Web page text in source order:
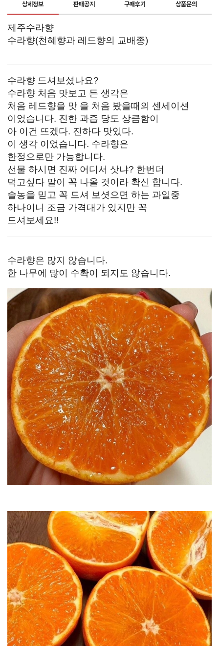
상세정보 판매공지 구매후기 상품문의
제주수라향
수라향(천혜향과 레드향의 교배종)
수라향 드셔보셨나요?
수라향 처음 맛보고 든 생각은
처음 레드향을 맛 을 처음 봤을때의 센세이션
이었습니다. 진한 과즙 당도 상큼함이
아 이건 뜨겠다. 진하다 맛있다.
이 생각 이었습니다. 수라향은
한정으로만 가능합니다.
선물 하시면 진짜 어디서 삿냐? 한번더
먹고싶다 말이 꼭 나올 것이라 확신 합니다.
솔농을 믿고 꼭 드셔 보셧으면 하는 과일중
하나이니 조금 가격대가 있지만 꼭
드셔보세요!!
수라향은 많지 않습니다.
한 나무에 많이 수확이 되지도 않습니다.